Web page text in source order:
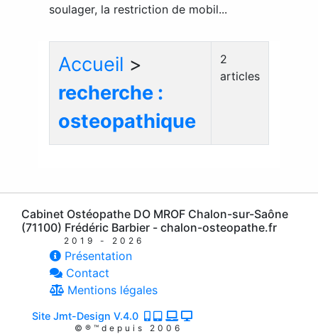
soulager, la restriction de mobil...
Accueil >
recherche :
osteopathique
2
articles
Cabinet Ostéopathe DO MROF Chalon-sur-Saône
(71100) Frédéric Barbier - chalon-osteopathe.fr
2019 - 2026
Présentation
Contact
Mentions légales
Site Jmt-Design V.4.0
©®™depuis 2006